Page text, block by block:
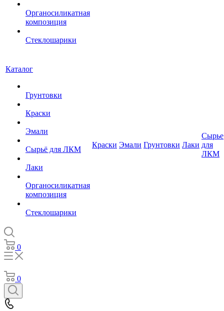
Органосиликатная
композиция
Стеклошарики
Каталог
Грунтовки
Краски
Эмали
Сырьё для ЛКМ
Лаки
Органосиликатная
композиция
Стеклошарики
Краски Эмали Грунтовки Лаки
Сырье
для
ЛКМ
0
0